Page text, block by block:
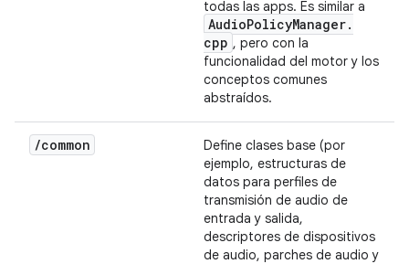
todas las apps. Es similar a
AudioPolicyManager.
cpp , pero con la
funcionalidad del motor y los
conceptos comunes
abstraídos.
/common
Define clases base (por
ejemplo, estructuras de
datos para perfiles de
transmisión de audio de
entrada y salida,
descriptores de dispositivos
de audio, parches de audio y